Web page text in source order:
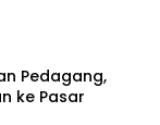
Pedagang,
ke Pasar